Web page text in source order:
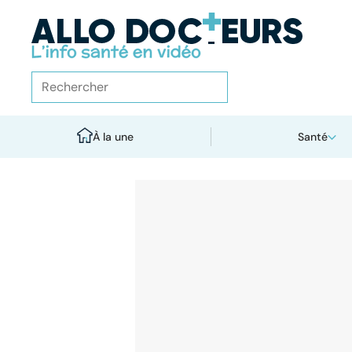
À la une Santé